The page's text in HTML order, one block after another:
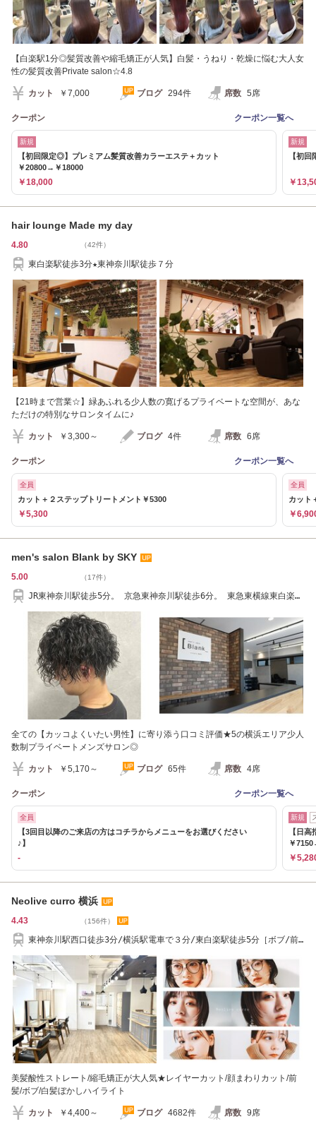
【白楽駅1分◎髪質改善や縮毛矯正が人気】白髪・うねり・乾燥に悩む大人女
性の髪質改善Private salon☆4.8
カット ￥7,000 ブログ 294件 席数 5席
クーポン クーポン一覧へ
新規
【初回限定◎】プレミアム髪質改善カラーエステ＋カット
￥20800→￥18000
￥18,000
新規
【初
￥
hair lounge Made my day
4.80 （42件）
東白楽駅徒歩3分★東神奈川駅徒歩７分
【21時まで営業☆】緑あふれる少人数の寛げるプライベートな空間が、あな
ただけの特別なサロンタイムに♪
カット ￥3,300～ ブログ 4件 席数 6席
クーポン クーポン一覧へ
全員
カット＋２ステップトリートメント￥5300
￥5,300
全員
カット
￥
men's salon Blank by SKY
5.00 （17件）
JR東神奈川駅徒歩5分。 京急東神奈川駅徒歩6分。 東急東横線東白楽駅
全ての【カッコよくいたい男性】に寄り添う口コミ評価★5の横浜エリア少人
数制プライベートメンズサロン◎
カット ￥5,170～ ブログ 65件 席数 4席
クーポン クーポン一覧へ
全員
【3回目以降のご来店の方はコチラからメニューをお選びください
♪】
-
新規
【日
￥
￥
Neolive curro 横浜
4.43 （156件）
東神奈川駅西口徒歩3分/横浜駅電車で３分/東白楽駅徒歩5分［ボブ/前
美髪酸性ストレート/縮毛矯正が大人気★レイヤーカット/顔まわりカット/前
髪/ボブ/白髪ぼかしハイライト
カット ￥4,400～ ブログ 4682件 席数 9席